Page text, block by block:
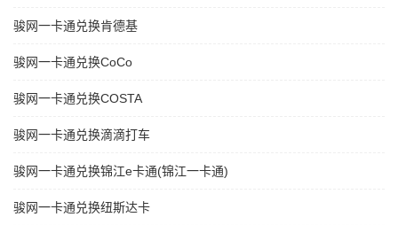
骏网一卡通兑换肯德基
骏网一卡通兑换CoCo
骏网一卡通兑换COSTA
骏网一卡通兑换滴滴打车
骏网一卡通兑换锦江e卡通(锦江一卡通)
骏网一卡通兑换纽斯达卡